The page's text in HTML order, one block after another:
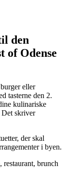
den
of Odense
eller
tasterne den 2.
kulinariske
Det skriver
der skal
i byen.
restaurant, brunch